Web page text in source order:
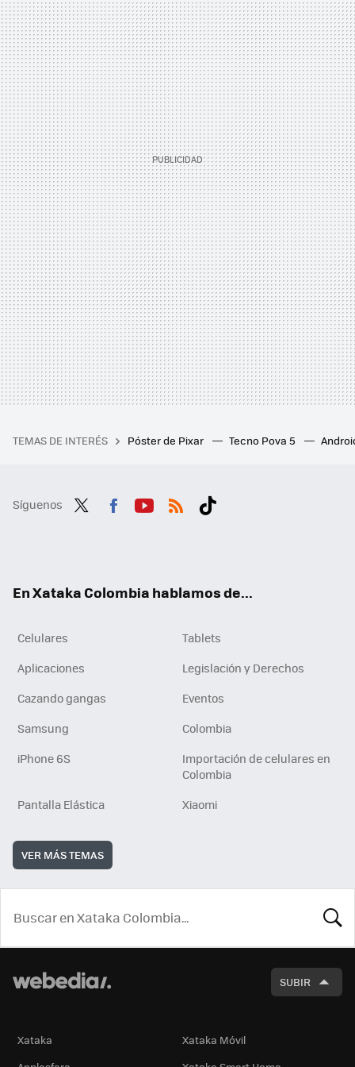
TEMAS DE INTERÉS Póster de Pixar Tecno Pova 5
Síguenos
En Xataka Colombia hablamos de...
Celulares
Tablets
Aplicaciones
Legislación y Derechos
Cazando gangas
Eventos
Samsung
Colombia
iPhone 6S
Importación de celulares en
Colombia
Pantalla Elástica
Xiaomi
VER MÁS TEMAS
SUBIR
Xataka
Xataka Móvil